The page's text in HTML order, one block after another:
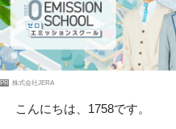
PR 株式会社JERA
こんにちは、1758です。